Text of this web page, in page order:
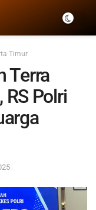
Timur
Terra
Polri